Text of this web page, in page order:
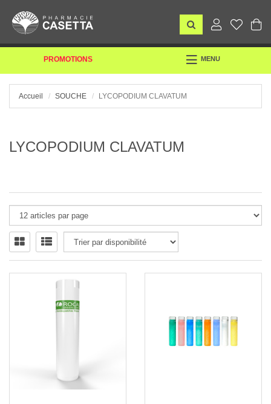
PROMOTIONS
TOGGLE
MENU
Accueil SOUCHE LYCOPODIUM CLAVATUM
LYCOPODIUM CLAVATUM